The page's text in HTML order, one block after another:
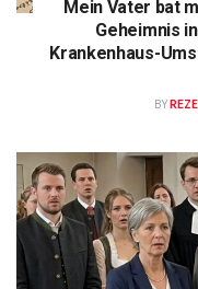
Mein Vater bat
Geheimnis
Krankenhaus-
BY